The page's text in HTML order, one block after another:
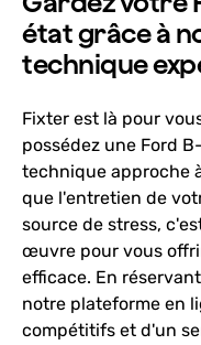
état grâce à
technique
Fixter est là pour
possédez une Ford
technique approche
que l'entretien de
source de stress,
œuvre pour vous
efficace. En
notre plateforme en
compétitifs et d'un